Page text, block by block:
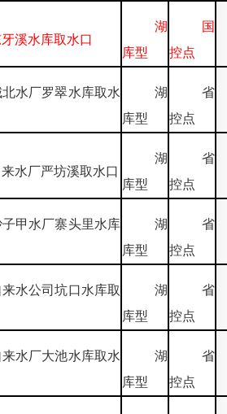
水库取水口
湖
库型
国
控点
厂罗翠水库取水
湖
库型
省
控点
厂严坊溪取水口
湖
库型
省
控点
水厂寨头里水库
湖
库型
省
控点
公司坑口水库取
湖
库型
省
控点
厂大池水库取水
湖
库型
省
控点